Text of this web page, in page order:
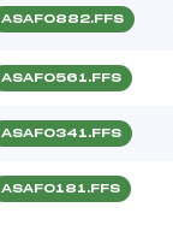
ASAF0882.FFS
ASAF0561.FFS
ASAF0341.FFS
ASAF0181.FFS